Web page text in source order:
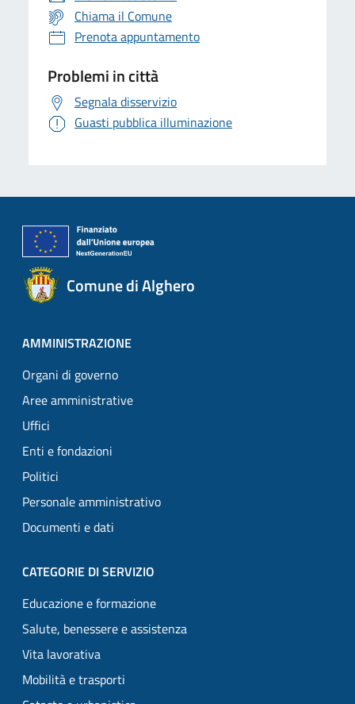
Chiama il Comune
Prenota appuntamento
Problemi in città
Segnala disservizio
Guasti pubblica illuminazione
Comune di Alghero
AMMINISTRAZIONE
Organi di governo
Aree amministrative
Uffici
Enti e fondazioni
Politici
Personale amministrativo
Documenti e dati
CATEGORIE DI SERVIZIO
Educazione e formazione
Salute, benessere e assistenza
Vita lavorativa
Mobilità e trasporti